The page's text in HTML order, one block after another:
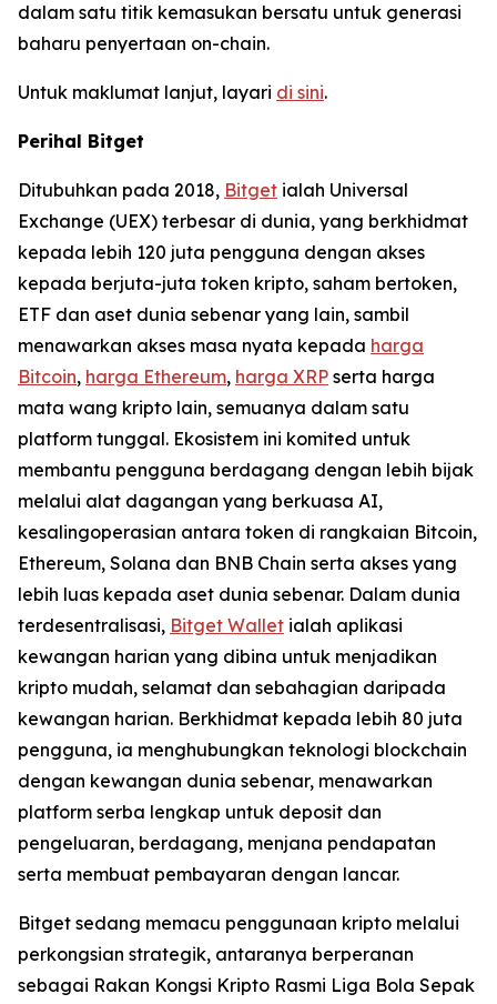
dalam satu titik kemasukan bersatu untuk generasi
baharu penyertaan on-chain.
Untuk maklumat lanjut, layari di sini.
Perihal Bitget
Ditubuhkan pada 2018, Bitget ialah Universal
Exchange (UEX) terbesar di dunia, yang berkhidmat
kepada lebih 120 juta pengguna dengan akses
kepada berjuta-juta token kripto, saham bertoken,
ETF dan aset dunia sebenar yang lain, sambil
menawarkan akses masa nyata kepada harga
Bitcoin, harga Ethereum, harga XRP serta harga
mata wang kripto lain, semuanya dalam satu
platform tunggal. Ekosistem ini komited untuk
membantu pengguna berdagang dengan lebih bijak
melalui alat dagangan yang berkuasa AI,
kesalingoperasian antara token di rangkaian Bitcoin,
Ethereum, Solana dan BNB Chain serta akses yang
lebih luas kepada aset dunia sebenar. Dalam dunia
terdesentralisasi, Bitget Wallet ialah aplikasi
kewangan harian yang dibina untuk menjadikan
kripto mudah, selamat dan sebahagian daripada
kewangan harian. Berkhidmat kepada lebih 80 juta
pengguna, ia menghubungkan teknologi blockchain
dengan kewangan dunia sebenar, menawarkan
platform serba lengkap untuk deposit dan
pengeluaran, berdagang, menjana pendapatan
serta membuat pembayaran dengan lancar.
Bitget sedang memacu penggunaan kripto melalui
perkongsian strategik, antaranya berperanan
sebagai Rakan Kongsi Kripto Rasmi Liga Bola Sepak